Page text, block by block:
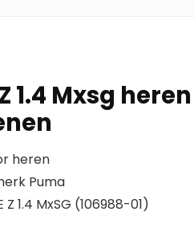
1.4 Mxsg heren
heren
Puma
1.4 MxSG (106988-01)